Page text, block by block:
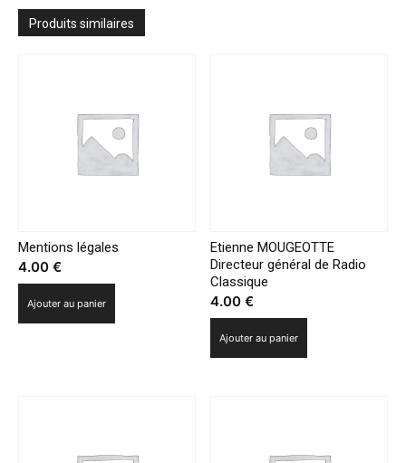
dédié
Produits similaires
Mentions légales
4.00 €
Ajouter au panier
Etienne MOUGEOTTE
Directeur général de Radio
Classique
4.00€
Ajouter au panier